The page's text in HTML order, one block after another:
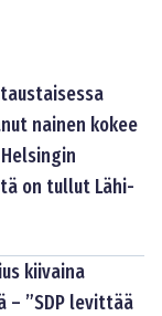
nainen kokee
on tullut Lähi-
kiivaina
– ”SDP levittää